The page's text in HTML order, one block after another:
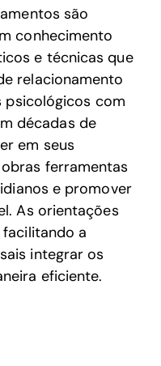
são
conhecimento
e técnicas que
relacionamento
psicológicos com
décadas de
em seus
ferramentas
e promover
As orientações
a
integrar os
eficiente.